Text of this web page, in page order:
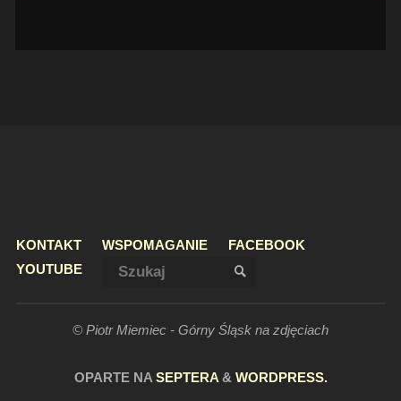
KONTAKT WSPOMAGANIE
FACEBOOK
YOUTUBE
SZUKAJ
© Piotr Miemiec - Górny Śląsk na zdjęciach
OPARTE NASEPTERA& WORDPRESS.